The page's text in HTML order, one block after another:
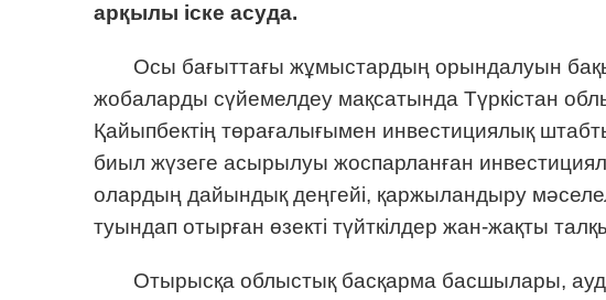
арқылы іске асуда.
Осы бағыттағы жұмыстардың орындалуын
жобаларды сүйемелдеу мақсатында Түркістан
Қайыпбектің төрағалығымен инвестициялық
биыл жүзеге асырылуы жоспарланған
олардың дайындық деңгейі, қаржыландыру
туындап отырған өзекті түйткілдер жан-жақты
Отырысқа облыстық басқарма басшылары,